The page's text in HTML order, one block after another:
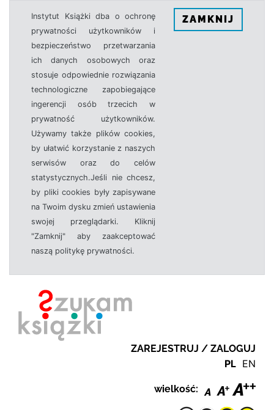
Instytut Książki dba o ochronę
prywatności użytkowników i
bezpieczeństwo przetwarzania
ich danych osobowych oraz
stosuje odpowiednie rozwiązania
technologiczne zapobiegające
ingerencji osób trzecich w
prywatność użytkowników.
Używamy także plików cookies,
by ułatwić korzystanie z naszych
serwisów oraz do celów
statystycznych.Jeśli nie chcesz,
by pliki cookies były zapisywane
na Twoim dysku zmień ustawienia
swojej przeglądarki. Kliknij
"Zamknij" aby zaakceptować
naszą politykę prywatności.
ZAMKNIJ
ZAREJESTRUJ / ZALOGUJ
PL EN
wielkość: